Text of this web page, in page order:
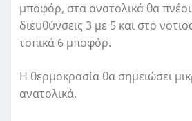
μποφόρ, στα ανατολικά θα
διευθύνσεις 3 με 5 και στο
τοπικά 6 μποφόρ.
Η θερμοκρασία θα σημειώσει
ανατολικά.